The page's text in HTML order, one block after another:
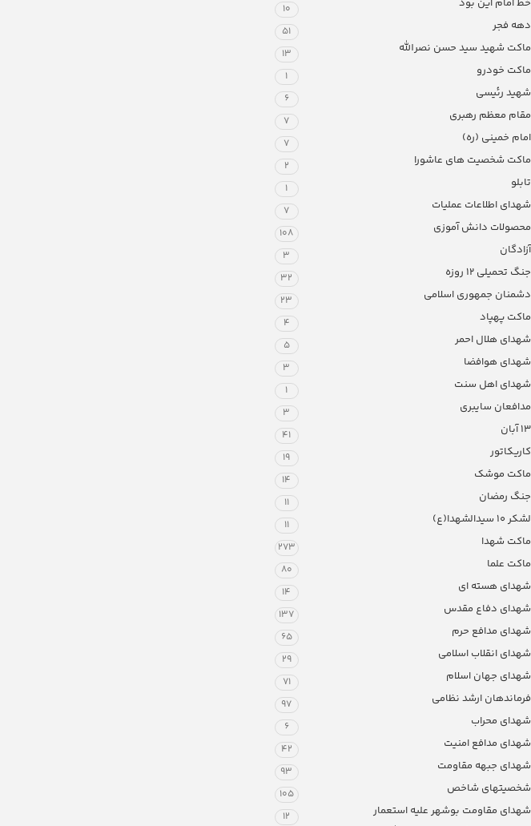
خط امام این بود 10
دهه فجر 51
ماکت شهید سید حسن نصرالله 13
ماکت خودرو 1
شهید رئیسی 6
مقام معظم رهبری 7
امام خمینی (ره) 7
ماکت شخصیت های عاشورا 2
تابلو 1
شهدای اطلاعات عملیات 7
محصولات دانش آموزی 108
آزادگان 3
جنگ تحمیلی 12 روزه 32
دشمنان جمهوری اسلامی 23
ماکت پهپاد 4
شهدای هلال احمر 5
شهدای هوافضا 3
شهدای اهل سنت 1
مدافعان سایبری 3
13 آبان 41
کاریکاتور 19
ماکت موشک 14
جنگ رمضان 11
لشکر ۱۰ سیدالشهدا(ع) 11
ماکت شهدا 273
ماکت علما 80
شهدای هسته ای 14
شهدای دفاع مقدس 137
شهدای مدافع حرم 65
شهدای انقلاب اسلامی 29
شهدای جهان اسلام 71
فرماندهان ارشد نظامی 97
شهدای محراب 6
شهدای مدافع امنیت 42
شهدای جبهه مقاومت 93
شخصیتهای شاخص 105
شهدای مقاومت بوشهر علیه استعمار 12